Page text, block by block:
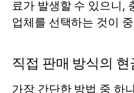
료가 발생할 수 있으니,
업체를 선택하는 것이
직접 판매 방식의 현
가장 간단한 방법 중 하